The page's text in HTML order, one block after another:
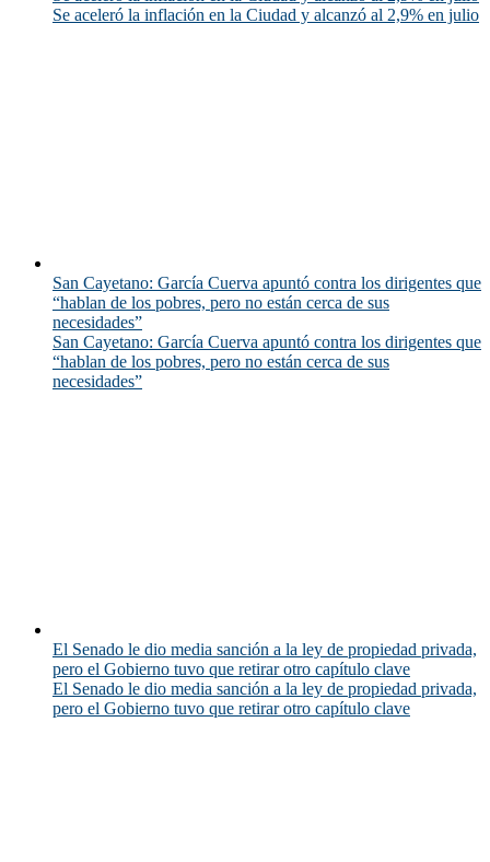
Se aceleró la inflación en la Ciudad y alcanzó al 2,9% en julio
San Cayetano: García Cuerva apuntó contra los dirigentes que
“hablan de los pobres, pero no están cerca de sus
necesidades”
San Cayetano: García Cuerva apuntó contra los dirigentes que
“hablan de los pobres, pero no están cerca de sus
necesidades”
El Senado le dio media sanción a la ley de propiedad privada,
pero el Gobierno tuvo que retirar otro capítulo clave
El Senado le dio media sanción a la ley de propiedad privada,
pero el Gobierno tuvo que retirar otro capítulo clave